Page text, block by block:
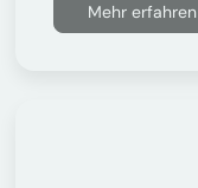
Mehr erfahren